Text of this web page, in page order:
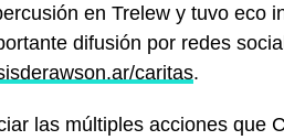
en Trelew y tuvo eco
difusión por redes
caritas.
las múltiples acciones que